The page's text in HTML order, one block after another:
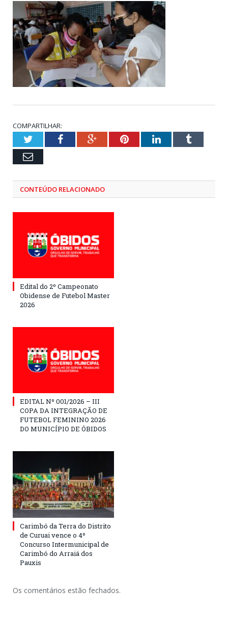
COMPARTILHAR:
TwitterFacebookGoogle+PinterestLinkedInTumblr
Email
CONTEÚDO RELACIONADO
Edital do 2º Campeonato
Obidense de Futebol Master
2026
EDITAL Nº 001/2026 – III
COPA DA INTEGRAÇÃO DE
FUTEBOL FEMININO 2026
DO MUNICÍPIO DE ÓBIDOS
Carimbó da Terra do Distrito
de Curuai vence o 4º
Concurso Intermunicipal de
Carimbó do Arraiá dos
Pauxis
Os comentários estão fechados.